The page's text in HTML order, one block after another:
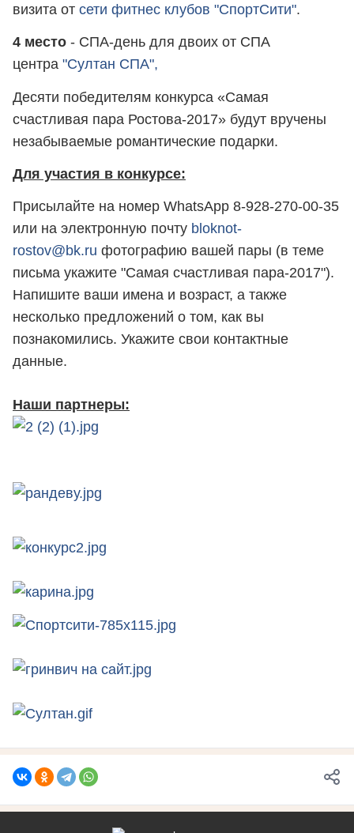
визита от сети фитнес клубов "СпортСити".
4 место - СПА-день для двоих от СПА
центра "Султан СПА",
Десяти победителям конкурса «Самая
счастливая пара Ростова-2017» будут вручены
незабываемые романтические подарки.
Для участия в конкурсе:
Присылайте на номер WhatsApp 8-928-270-00-35
или на электронную почту bloknot-
rostov@bk.ru фотографию вашей пары (в теме
письма укажите "Самая счастливая пара-2017").
Напишите ваши имена и возраст, а также
несколько предложений о том, как вы
познакомились. Укажите свои контактные
данные.
Наши партнеры: